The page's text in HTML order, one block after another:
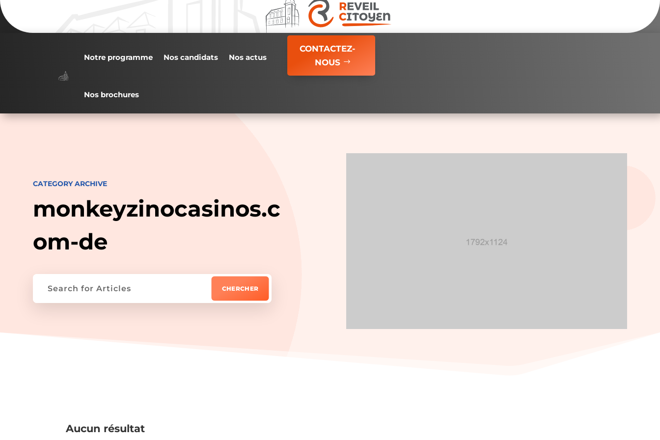
Notre programme Nos candidats Nos actus
Nos brochures
CONTACTEZ-
NOUS
CATEGORY ARCHIVE
monkeyzinocasinos.c
om-de
Aucun résultat